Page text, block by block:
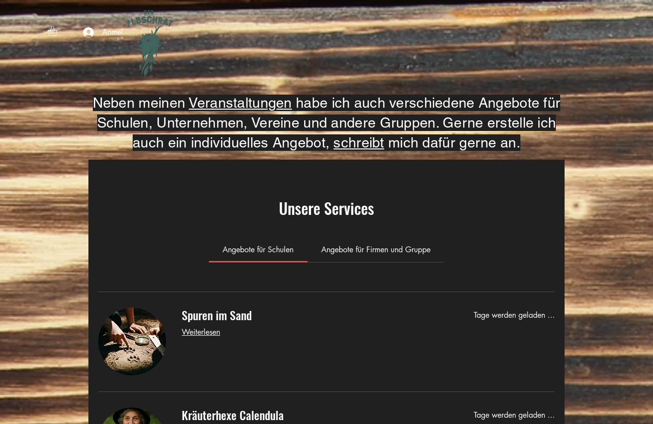
Anmelden
Neben meinenVeranstaltungen habe ich auch verschiedene Angebote für
Schulen, Unternehmen, Vereine und andere Gruppen. Gerne erstelle ich
auch ein individuelles Angebot, schreibt mich dafür gerne an.
Unsere Services
Angebote für Schulen Angebote für Firmen und Gruppe
Spuren im Sand
Weiterlesen
Tage werden geladen ...
Kräuterhexe Calendula Tage werden geladen ...